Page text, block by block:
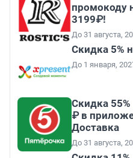
промокоду
3199₽!
До 31 августа,
Скидка 5%
До 1 января,
Скидка
₽ в
Доставка
До 31 августа,